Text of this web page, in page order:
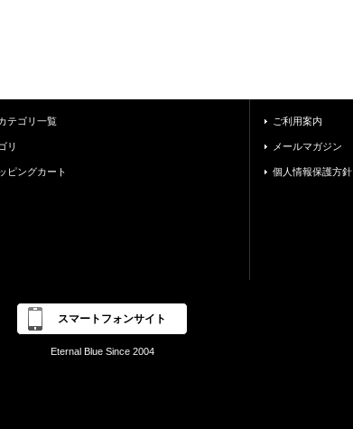
テゴリ一覧
リ
ピングカート
ご利用案内
メールマガジン
個人情報保護方針
スマートフォンサイト
Eternal Blue Since 2004